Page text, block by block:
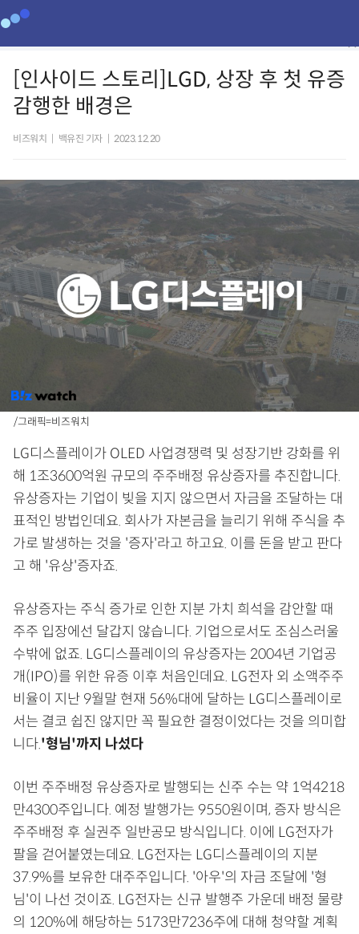
[인사이드 스토리]LGD, 상장 후 첫 유증
감행한 배경은
비즈워치 백유진 기자 2023.12.20
/그래픽=비즈워치
LG디스플레이가 OLED 사업경쟁력 및 성장기반 강화를 위
해 1조3600억원 규모의 주주배정 유상증자를 추진합니다.
유상증자는 기업이 빚을 지지 않으면서 자금을 조달하는 대
표적인 방법인데요. 회사가 자본금을 늘리기 위해 주식을 추
가로 발생하는 것을 '증자'라고 하고요. 이를 돈을 받고 판다
고 해 '유상'증자죠.
유상증자는 주식 증가로 인한 지분 가치 희석을 감안할 때
주주 입장에선 달갑지 않습니다. 기업으로서도 조심스러울
수밖에 없죠. LG디스플레이의 유상증자는 2004년 기업공
개(IPO)를 위한 유증 이후 처음인데요. LG전자 외 소액주주
비율이 지난 9월말 현재 56%대에 달하는 LG디스플레이로
서는 결코 쉽진 않지만 꼭 필요한 결정이었다는 것을 의미합
니다.'형님'까지 나섰다
​이번 주주배정 유상증자로 발행되는 신주 수는 약 1억4218
만4300주입니다. 예정 발행가는 9550원이며, 증자 방식은
주주배정 후 실권주 일반공모 방식입니다. 이에 LG전자가
팔을 걷어붙였는데요. LG전자는 LG디스플레이의 지분
37.9%를 보유한 대주주입니다. '아우'의 자금 조달에 '형
님'이 나선 것이죠. LG전자는 신규 발행주 가운데 배정 물량
의 120%에 해당하는 5173만7236주에 대해 청약할 계획